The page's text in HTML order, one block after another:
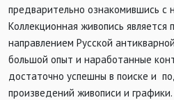
предварительно ознакомившись с
Коллекционная живопись является
направлением Русской
большой опыт и наработанные
достаточно успешны в поиске и
произведений живописи и